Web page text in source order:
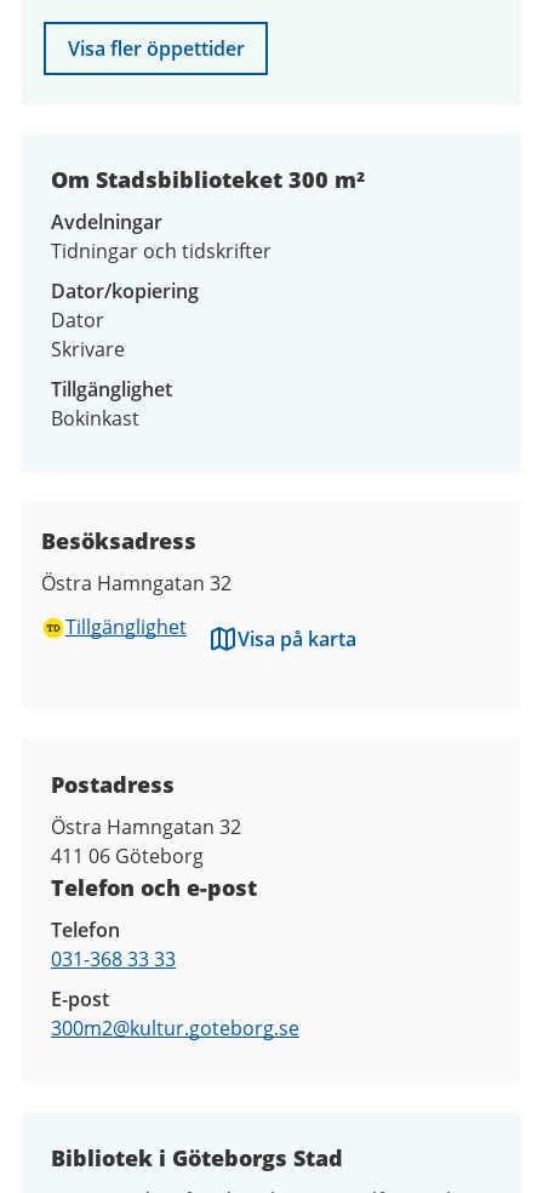
Visa fler öppettider
Om Stadsbiblioteket 300 m²
Avdelningar
Tidningar och tidskrifter
Dator/kopiering
Dator
Skrivare
Tillgänglighet
Bokinkast
Besöksadress
Östra Hamngatan 32
Tillgänglighet
Visa på karta
Postadress
Östra Hamngatan 32
411 06 Göteborg
Telefon och e-post
Telefon
031-368 33 33
E-post
300m2@kultur.goteborg.se
Bibliotek i Göteborgs Stad